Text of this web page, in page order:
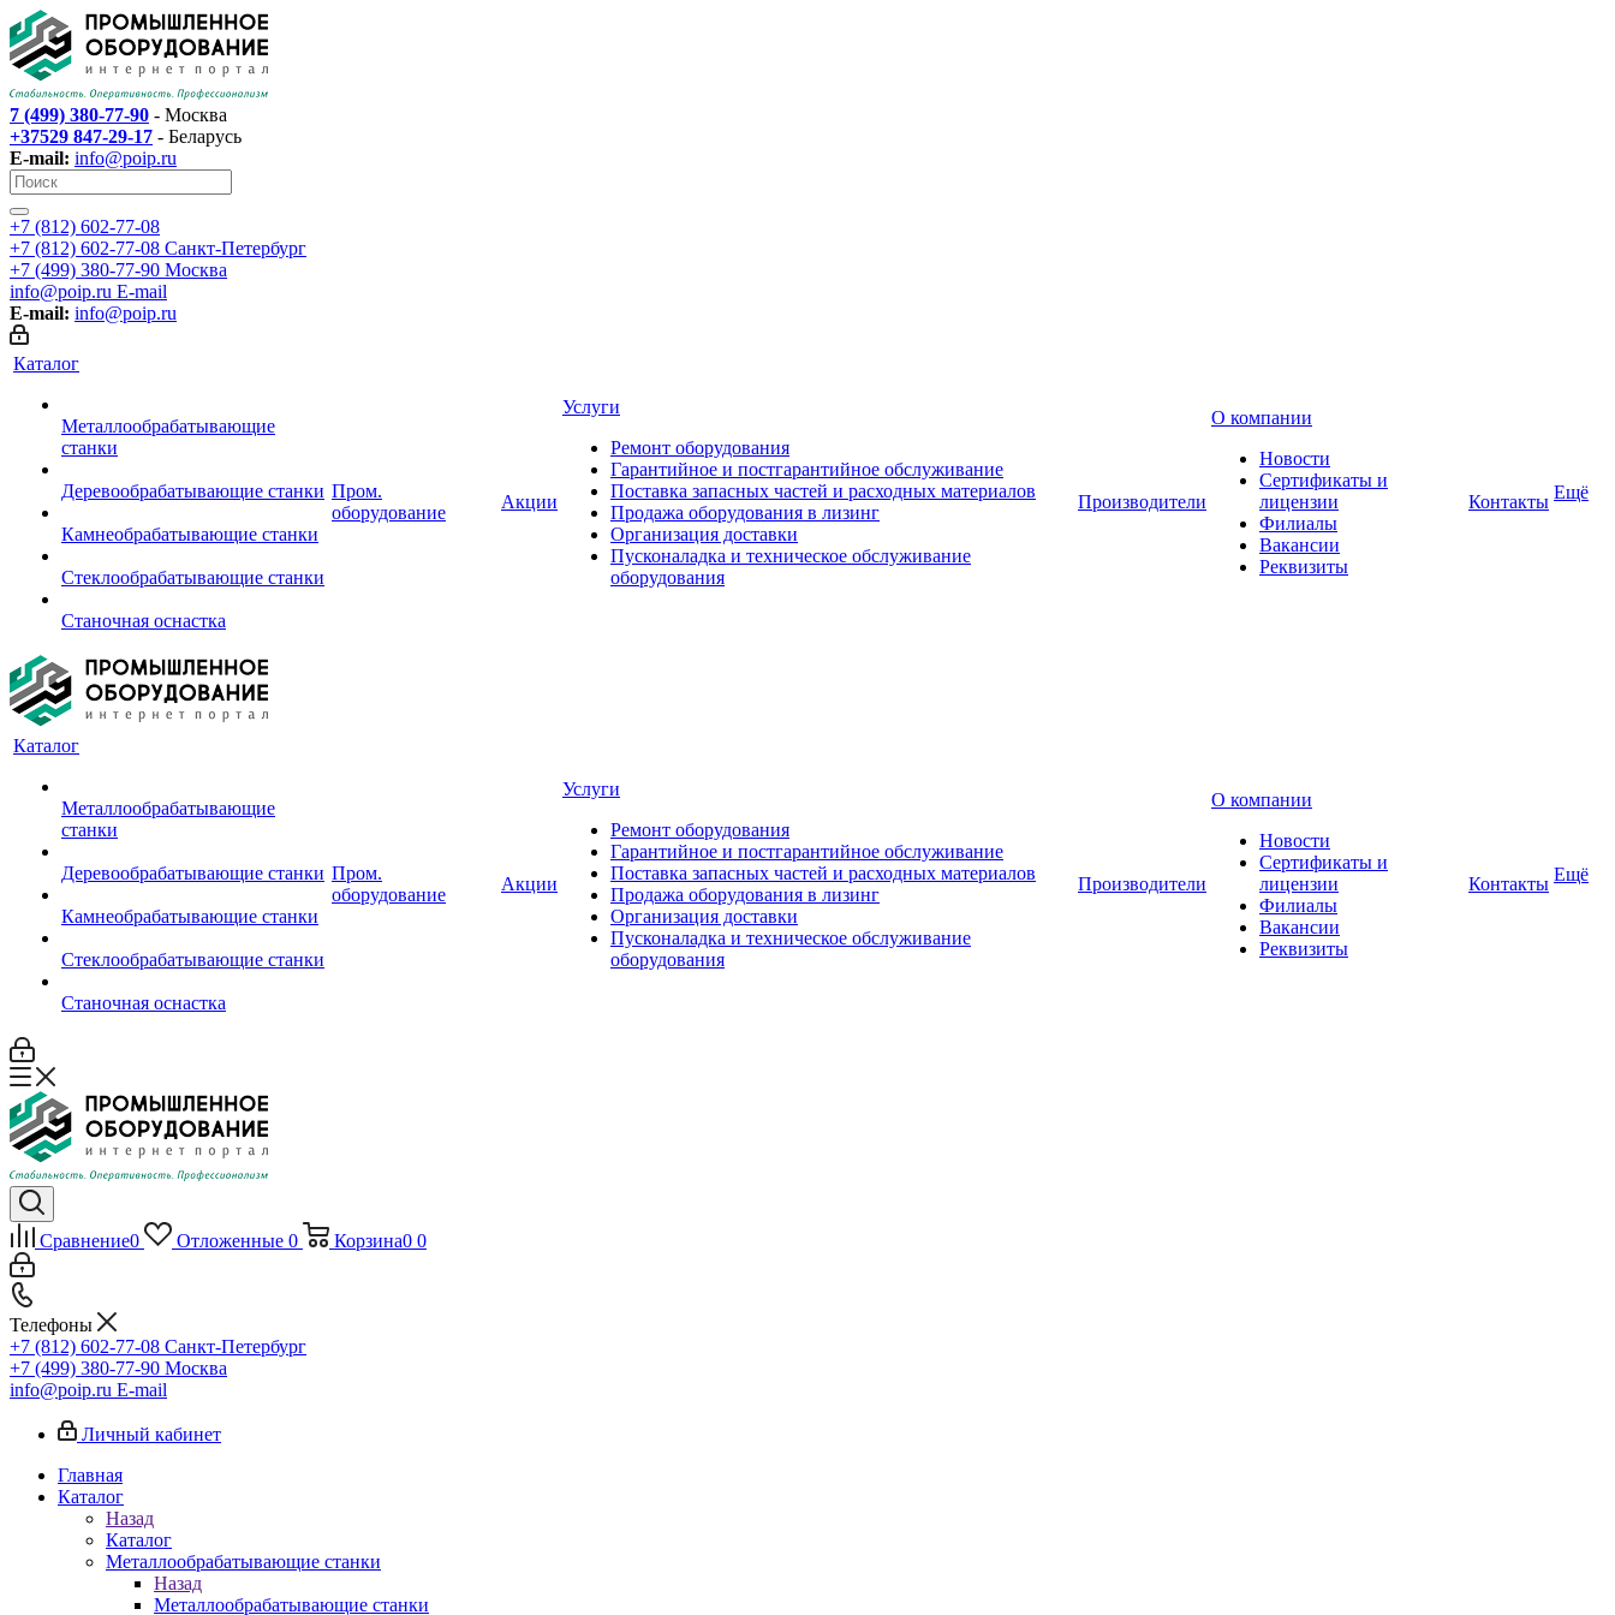
7 (499) 380-77-90 - Москва
+37529 847-29-17 - Беларусь
E-mail: info@poip.ru
+7 (812) 602-77-08
+7 (812) 602-77-08 Санкт-Петербург
+7 (499) 380-77-90 Москва
info@poip.ru E-mail
E-mail: info@poip.ru
Каталог
Металлообрабатывающие
станки
Деревообрабатывающие станки
Камнеобрабатывающие станки
Стеклообрабатывающие станки
Станочная оснастка
Пром.
оборудование
Акции
Услуги
Ремонт оборудования
Гарантийное и постгарантийное обслуживание
Поставка запасных частей и расходных материалов
Продажа оборудования в лизинг
Организация доставки
Пусконаладка и техническое обслуживание
оборудования
Производители
О компании
Новости
Сертификаты и
лицензии
Филиалы
Вакансии
Реквизиты
Контакты Ещё
Каталог
Металлообрабатывающие
станки
Деревообрабатывающие станки
Камнеобрабатывающие станки
Стеклообрабатывающие станки
Станочная оснастка
Пром.
оборудование
Акции
Услуги
Ремонт оборудования
Гарантийное и постгарантийное обслуживание
Поставка запасных частей и расходных материалов
Продажа оборудования в лизинг
Организация доставки
Пусконаладка и техническое обслуживание
оборудования
Производители
О компании
Новости
Сертификаты и
лицензии
Филиалы
Вакансии
Реквизиты
Контакты Ещё
Сравнение0 Отложенные 0 Корзина0 0
Телефоны
+7 (812) 602-77-08 Санкт-Петербург
+7 (499) 380-77-90 Москва
info@poip.ru E-mail
Личный кабинет
Главная
Каталог
Назад
Каталог
Металлообрабатывающие станки
Назад
Металлообрабатывающие станки